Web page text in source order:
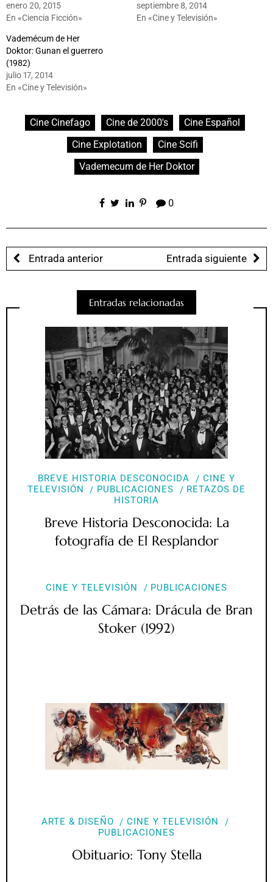
enero 20, 2015
En «Ciencia Ficción»
septiembre 8, 2014
En «Cine y Televisión»
Vademécum de Her
Doktor: Gunan el guerrero
(1982)
julio 17, 2014
En «Cine y Televisión»
Cine Cinefago Cine de 2000's
Cine Español
Cine Explotation
Cine Scifi
Vademecum de Her Doktor
0
Entrada anterior Entrada siguiente
Entradas relacionadas
BREVE HISTORIA DESCONOCIDA
CINE Y
TELEVISIÓN
PUBLICACIONES
RETAZOS DE
HISTORIA
Breve Historia Desconocida: La
fotografía de El Resplandor
CINE Y TELEVISIÓN PUBLICACIONES
Detrás de las Cámara: Drácula de Bran
Stoker (1992)
ARTE & DISEÑO
CINE Y TELEVISIÓN
PUBLICACIONES
Obituario: Tony Stella